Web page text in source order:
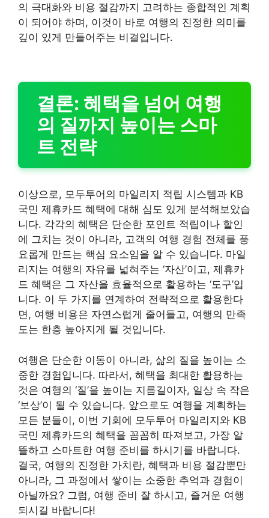
의 극대화와 비용 절감까지 고려하는 종합적인 계획
이 되어야 하며, 이것이 바로 여행의 진정한 의미를
깊이 있게 만들어주는 비결입니다.
결론: 혜택을 넘어 여행
의 질까지 높이는 스마
트 전략
이상으로, 모두투어의 마일리지 적립 시스템과 KB
국민 제휴카드 혜택에 대해 심도 있게 분석해보았습
니다. 각각의 혜택은 단순한 포인트 적립이나 할인
에 그치는 것이 아니라, 고객의 여행 경험 전체를 풍
요롭게 만드는 핵심 요소임을 알 수 있습니다. 마일
리지는 여행의 자유를 넓혀주는 ‘자산’이고, 제휴카
드 혜택은 그 자산을 효율적으로 활용하는 ‘도구’입
니다. 이 두 가지를 연계하여 전략적으로 활용한다
면, 여행 비용은 자연스럽게 줄어들고, 여행의 만족
도는 한층 높아지게 될 것입니다.
여행은 단순한 이동이 아니라, 삶의 질을 높이는 소
중한 경험입니다. 따라서, 혜택을 최대한 활용하는
것은 여행의 ‘질’을 높이는 지름길이자, 일상 속 작은
‘보상’이 될 수 있습니다. 앞으로도 여행을 계획하는
모든 분들이, 이번 기회에 모두투어 마일리지와 KB
국민 제휴카드의 혜택을 꼼꼼히 따져보고, 가장 알
뜰하고 스마트한 여행 준비를 하시기를 바랍니다.
결국, 여행의 진정한 가치란, 혜택과 비용 절감뿐만
아니라, 그 과정에서 쌓이는 소중한 추억과 경험이
아닐까요? 그럼, 여행 준비 잘 하시고, 즐거운 여행
되시길 바랍니다!